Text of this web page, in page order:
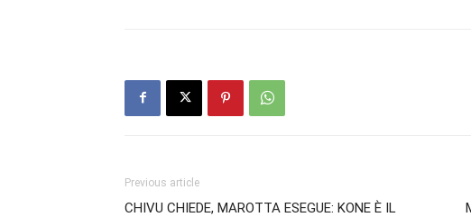
Previous article
CHIVU CHIEDE, MAROTTA ESEGUE: KONE È IL